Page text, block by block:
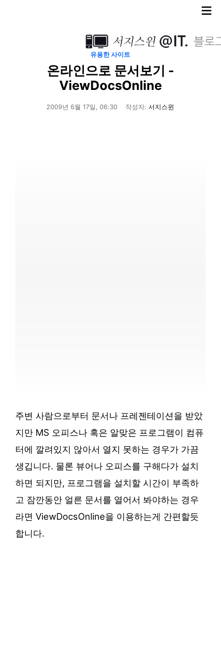
≡
유용한 사이트
온라인으로 문서보기 -
ViewDocsOnline
2009년 6월 17일, 06:30 작성자:서지스윈
주변 사람으로부터 문서나 프레젠테이션을 받았
지만 MS 오피스나 혹은 알맞은 프로그램이 컴퓨
터에 깔려있지 않아서 열지 못하는 경우가 가끔
생깁니다. 물론 뷰어나 오피스를 구해다가 설치
하면 되지만, 프로그램을 설치할 시간이 부족하
고 잠깐동안 얼른 문서를 열어서 봐야하는 경우
라면 ViewDocsOnline을 이용하는게 간편할듯
합니다.